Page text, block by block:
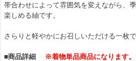
帯合わせによって雰囲気を変えながら、
楽しめる紬です。
さらりと軽やかにお召しいただける一枚で
■商品詳細
※着物単品商品になります